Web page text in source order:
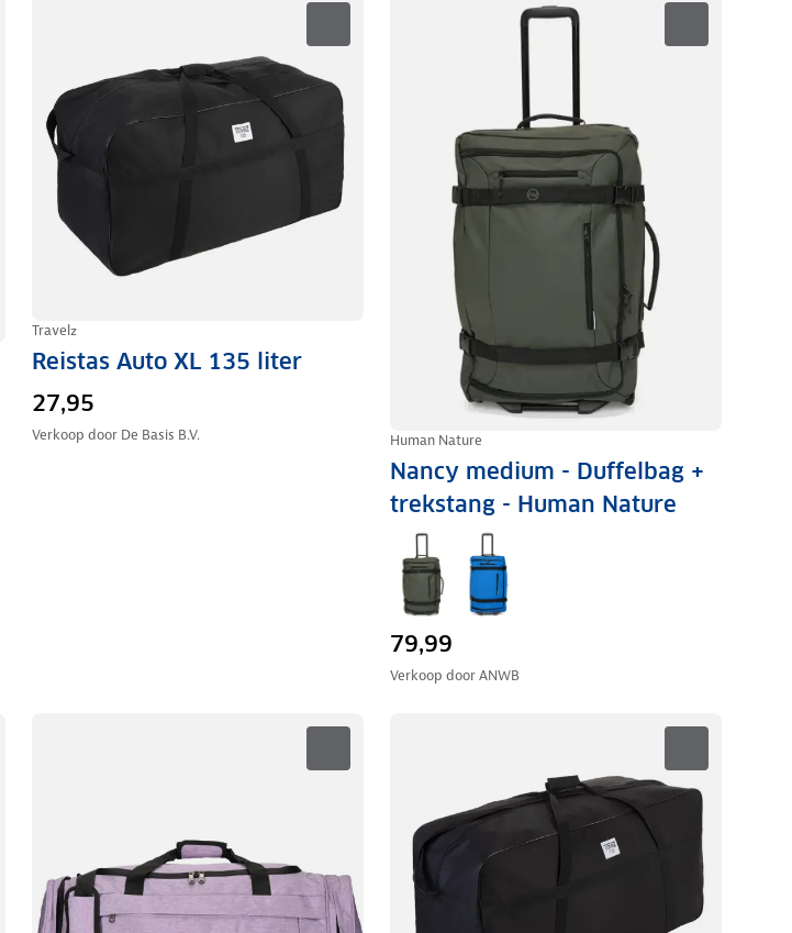
Travelz
Reistas Auto XL 135 liter
27,95
Verkoop door De Basis B.V. Human Nature
Nancy medium - Duffelbag +
trekstang - Human Nature
79,99
Verkoop doorANWB